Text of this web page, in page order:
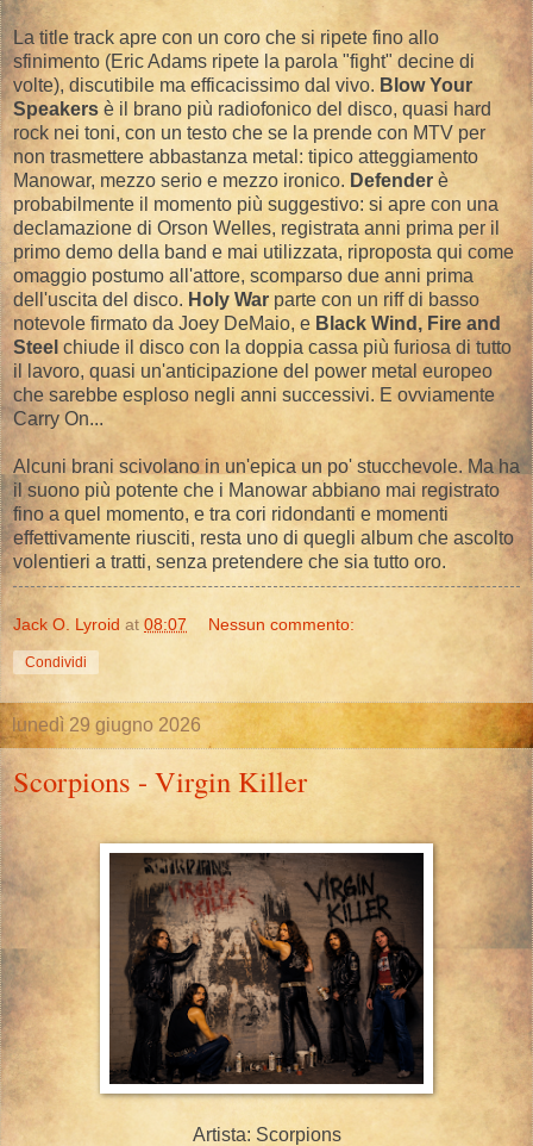
La title track apre con un coro che si ripete fino allo
sfinimento (Eric Adams ripete la parola "fight" decine di
volte), discutibile ma efficacissimo dal vivo. Blow Your
Speakers è il brano più radiofonico del disco, quasi hard
rock nei toni, con un testo che se la prende con MTV per
non trasmettere abbastanza metal: tipico atteggiamento
Manowar, mezzo serio e mezzo ironico. Defender è
probabilmente il momento più suggestivo: si apre con una
declamazione di Orson Welles, registrata anni prima per il
primo demo della band e mai utilizzata, riproposta qui come
omaggio postumo all'attore, scomparso due anni prima
dell'uscita del disco. Holy War parte con un riff di basso
notevole firmato da Joey DeMaio, e Black Wind, Fire and
Steel chiude il disco con la doppia cassa più furiosa di tutto
il lavoro, quasi un'anticipazione del power metal europeo
che sarebbe esploso negli anni successivi. E ovviamente
Carry On...
Alcuni brani scivolano in un'epica un po' stucchevole. Ma ha
il suono più potente che i Manowar abbiano mai registrato
fino a quel momento, e tra cori ridondanti e momenti
effettivamente riusciti, resta uno di quegli album che ascolto
volentieri a tratti, senza pretendere che sia tutto oro.
Jack O. Lyroid at 08:07 Nessun commento:
Condividi
lunedì 29 giugno 2026
Scorpions - Virgin Killer
Artista: Scorpions